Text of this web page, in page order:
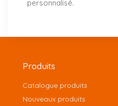
personnalisé.
Produits
Catalogue produits
Nouveaux produits